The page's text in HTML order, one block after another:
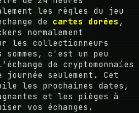
les règles du jeu
de cartes dorées ,
normalement
les collectionneurs
sommes, c'est un peu
de cryptomonnaies
journée seulement. Cet
les prochaines dates,
et les pièges à
vos échanges.